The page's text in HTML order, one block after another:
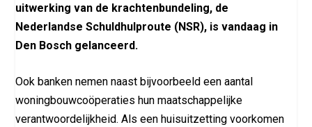
uitwerking van de krachtenbundeling, de
Nederlandse Schuldhulproute (NSR), is vandaag in
Den Bosch gelanceerd.
Ook banken nemen naast bijvoorbeeld een aantal
woningbouwcoöperaties hun maatschappelijke
verantwoordelijkheid. Als een huisuitzetting voorkomen